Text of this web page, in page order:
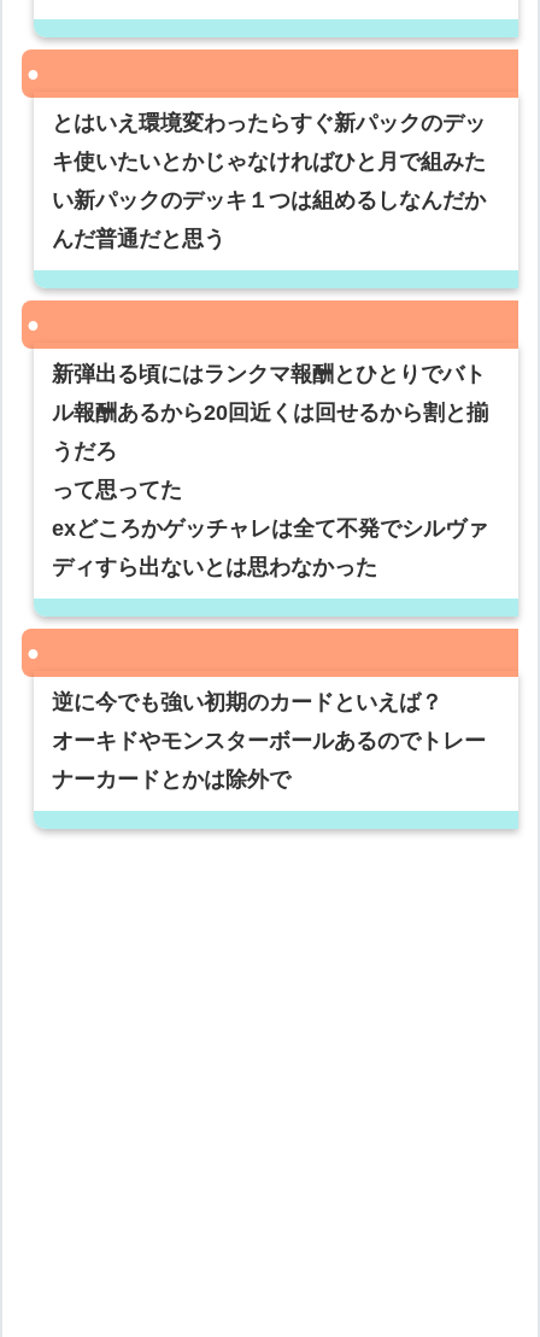
とはいえ環境変わったらすぐ新パックのデッ
キ使いたいとかじゃなければひと月で組みた
い新パックのデッキ１つは組めるしなんだか
んだ普通だと思う
新弾出る頃にはランクマ報酬とひとりでバト
ル報酬あるから20回近くは回せるから割と揃
うだろ
って思ってた
exどころかゲッチャレは全て不発でシルヴァ
ディすら出ないとは思わなかった
逆に今でも強い初期のカードといえば？
オーキドやモンスターボールあるのでトレー
ナーカードとかは除外で